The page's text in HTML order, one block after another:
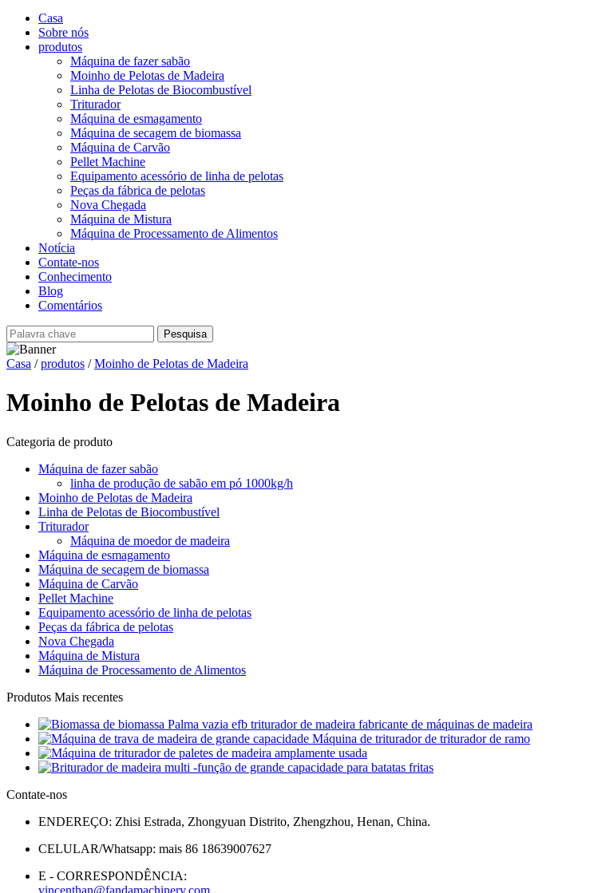
Casa
Sobre nós
produtos
Máquina de fazer sabão
Moinho de Pelotas de Madeira
Linha de Pelotas de Biocombustível
Triturador
Máquina de esmagamento
Máquina de secagem de biomassa
Máquina de Carvão
Pellet Machine
Equipamento acessório de linha de pelotas
Peças da fábrica de pelotas
Nova Chegada
Máquina de Mistura
Máquina de Processamento de Alimentos
Notícia
Contate-nos
Conhecimento
Blog
Comentários
Casa /produtos /Moinho de Pelotas de Madeira
Moinho de Pelotas de Madeira
Categoria de produto
Máquina de fazer sabão
linha de produção de sabão em pó 1000kg/h
Moinho de Pelotas de Madeira
Linha de Pelotas de Biocombustível
Triturador
Máquina de moedor de madeira
Máquina de esmagamento
Máquina de secagem de biomassa
Máquina de Carvão
Pellet Machine
Equipamento acessório de linha de pelotas
Peças da fábrica de pelotas
Nova Chegada
Máquina de Mistura
Máquina de Processamento de Alimentos
Produtos Mais recentes
Contate-nos
ENDEREÇO: Zhisi Estrada, Zhongyuan Distrito, Zhengzhou, Henan, China.
CELULAR/Whatsapp: mais 86 18639007627
E - CORRESPONDÊNCIA:
vincenthan@fandamachinery.com